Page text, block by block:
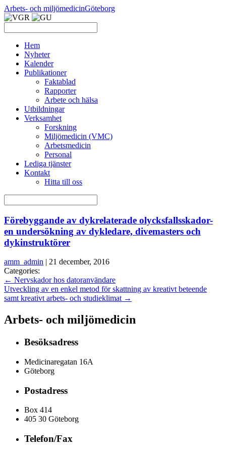
Arbets- och miljömedicinGöteborg
Hem
Nyheter
Kalender
Publikationer
Faktablad
Rapporter
Arbete och hälsa
Utbildningar
Verksamhet
Forskning
Miljömedicin (VMC)
Arbetsmedicin
Personal
Lediga tjänster
Kontakt
Hitta till oss
Förebyggande av dykrelaterade olycksfallsskador-
en undersökning av dykledare, divemasters och
dykinstruktörer
amm_admin | 21 december, 2016
Categories:
← Nervskador hos datoranvändare
Utveckling av en enkel metod för skattning av kreativt beteende
samt kreativt arbets- och studieklimat →
Arbets- och miljömedicin
Besöksadress
Medicinaregatan 16A
Göteborg
Postadress
Box 414
405 30 Göteborg
Telefon/Fax